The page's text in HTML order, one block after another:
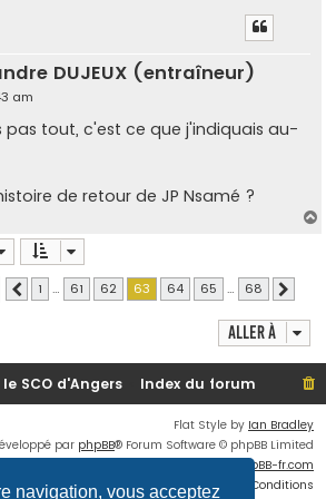
navigation, vous acceptez
DUJEUX (entraîneur)
am
pas tout, c'est ce que j'indiquais au-
de retour de JP Nsamé ?
Page 63 68
Précédente
1 … 61 62 63 64 65 … 68
Aller à
SCO d'Angers Index du forum
Flat Style by Ian Bradley
par phpBB® Forum Software © phpBB Limited
phpBB-fr.com
Confidentialité
Conditions